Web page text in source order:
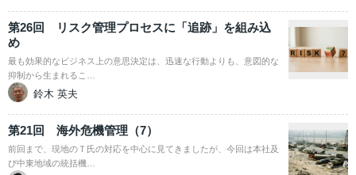
第26回 リスク管理プロセスに「追跡」を組み込
め
最も効果的なビジネス上の意思決定は、迅速な行動よりも、意図的な
抑制から生まれるこ…
鈴木 英夫
第21回 海外危機管理（7）
前回まで、現地のＴ氏の対応を中心に見てきましたが、今回は本社及
び中東地域の統括機…